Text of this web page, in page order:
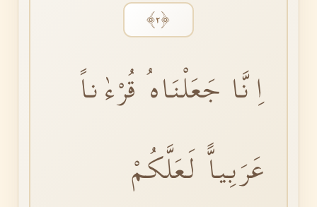
﴿٢﴾
اِنَّا جَعَلْنَاهُ قُرْءٰناً
عَرَبِياًّ لَعَلَّكُمْ